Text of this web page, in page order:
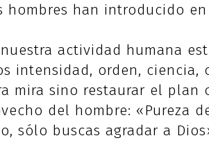
han introducido
actividad humana
intensidad, orden, ciencia,
mira sino restaurar el plan
del hombre: «Pureza
sólo buscas agradar a